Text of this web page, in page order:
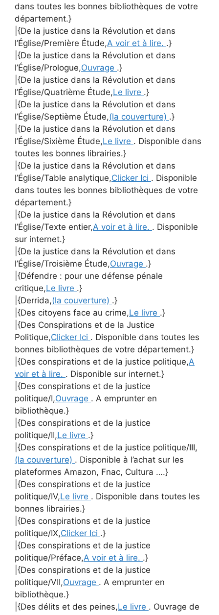
dans toutes les bonnes bibliothèques de votre
département.}
|{De la justice dans la Révolution et dans
l’Église/Première Étude,A voir et à lire. .}
|{De la justice dans la Révolution et dans
l’Église/Prologue,Ouvrage .}
|{De la justice dans la Révolution et dans
l’Église/Quatrième Étude,Le livre .}
|{De la justice dans la Révolution et dans
l’Église/Septième Étude,(la couverture) .}
|{De la justice dans la Révolution et dans
l’Église/Sixième Étude,Le livre . Disponible dans
toutes les bonnes librairies.}
|{De la justice dans la Révolution et dans
l’Église/Table analytique,Clicker Ici . Disponible
dans toutes les bonnes bibliothèques de votre
département.}
|{De la justice dans la Révolution et dans
l’Église/Texte entier,A voir et à lire. . Disponible
sur internet.}
|{De la justice dans la Révolution et dans
l’Église/Troisième Étude,Ouvrage .}
|{Défendre : pour une défense pénale
critique,Le livre .}
|{Derrida,(la couverture) .}
|{Des citoyens face au crime,Le livre .}
|{Des Conspirations et de la Justice
Politique,Clicker Ici . Disponible dans toutes les
bonnes bibliothèques de votre département.}
|{Des conspirations et de la justice politique,A
voir et à lire. . Disponible sur internet.}
|{Des conspirations et de la justice
politique/I,Ouvrage . A emprunter en
bibliothèque.}
|{Des conspirations et de la justice
politique/II,Le livre .}
|{Des conspirations et de la justice politique/III,
(la couverture) . Disponible à l’achat sur les
plateformes Amazon, Fnac, Cultura ….}
|{Des conspirations et de la justice
politique/IV,Le livre . Disponible dans toutes les
bonnes librairies.}
|{Des conspirations et de la justice
politique/IX,Clicker Ici .}
|{Des conspirations et de la justice
politique/Préface,A voir et à lire. .}
|{Des conspirations et de la justice
politique/VII,Ouvrage . A emprunter en
bibliothèque.}
|{Des délits et des peines,Le livre . Ouvrage de